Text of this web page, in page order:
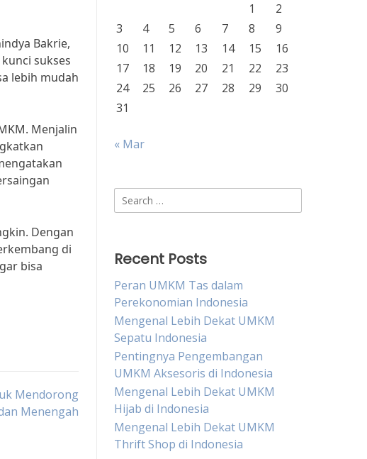
Bakrie,
sukses
lebih mudah
Menjalin
Dengan
di
bisa
Mendorong
Menengah
1
2
3
4 5 6 7 8
9
10
11 12 13 14 15
16
17
18 19 20 21 22
23
24
25 26 27 28 29
30
31
« Mar
Search
for:
Recent Posts
Peran UMKM Tas dalam
Perekonomian Indonesia
Mengenal Lebih Dekat UMKM
Sepatu Indonesia
Pentingnya Pengembangan
UMKM Aksesoris di Indonesia
Mengenal Lebih Dekat UMKM
Hijab di Indonesia
Mengenal Lebih Dekat UMKM
Thrift Shop di Indonesia